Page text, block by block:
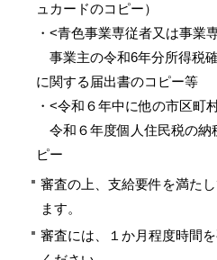
ュカードのコピー）
・<青色事業専従者又は事業
事業主の令和6年分所得税
に関する届出書のコピー等
・<令和６年中に他の市区町
令和６年度個人住民税の納
ピー
審査の上、支給要件を満た
ます。
審査には、１か月程度時間